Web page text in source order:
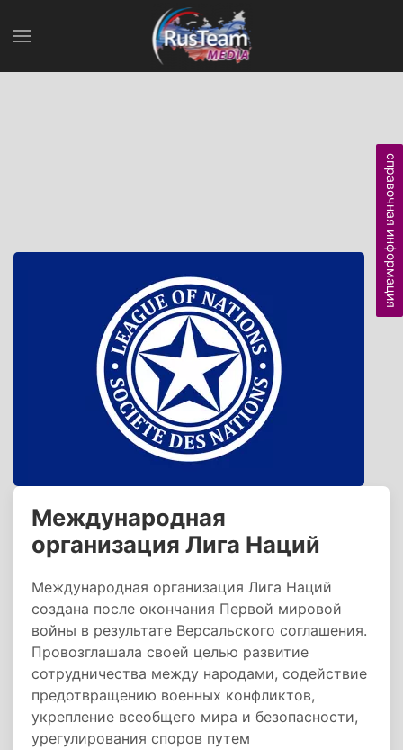
Международная
организация Лига Наций
Международная организация Лига Наций
создана после окончания Первой мировой
войны в результате Версальского соглашения.
Провозглашала своей целью развитие
сотрудничества между народами, содействие
предотвращению военных конфликтов,
укрепление всеобщего мира и безопасности,
урегулирования споров путем
справочная информация